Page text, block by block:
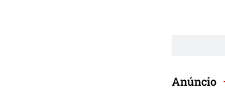
Anúncio